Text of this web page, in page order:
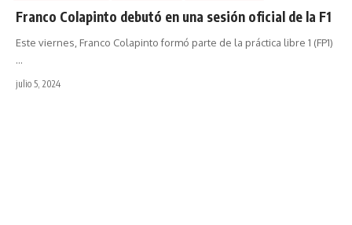
Franco Colapinto debutó en una sesión oficial de la F1
Este viernes, Franco Colapinto formó parte de la práctica libre 1 (FP1)
…
julio 5, 2024